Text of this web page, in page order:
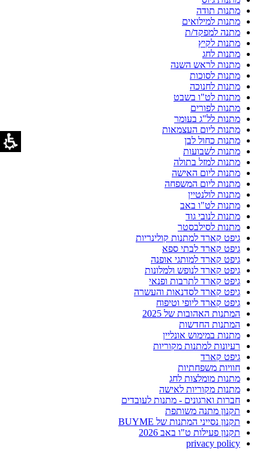
מתנות תודה
מתנות למילואים
מתנה למפקד/ת
מתנות לקיץ
מתנות לחג
מתנות לראש השנה
מתנות לסוכות
מתנות לחנוכה
מתנות לט"ו בשבט
מתנות לפורים
מתנות לל"ג בעומר
מתנות ליום העצמאות
מתנות כחול לבן
מתנות לשבועות
מתנות למזל בתולה
מתנות ליום האישה
מתנות ליום המשפחה
מתנות לולנטיין
מתנות לט"ו באב
מתנות לנובי גוד
מתנות לסילבסטר
גיפט קארד למתנות קולינריות
גיפט קארד לבתי ספא
גיפט קארד למותגי אופנה
גיפט קארד לנופש ולמלונות
גיפט קארד לתרבות ופנאי
גיפט קארד לסדנאות והעשרה
גיפט קארד ליופי וטיפוח
המתנות האהובות של 2025
המתנות החדשות
מתנות במימוש אונליין
רעיונות למתנות מקוריות
גיפט קארד
חוויות משפחתיות
מתנות מומלצות לחג
מתנות מקוריות לאישה
חברות וארגונים - מתנות לעובדים
תקנון מתנה משותפת
תקנון נסייני המתנות של BUYME
תקנון פעילות ט"ו באב 2026
privacy policy